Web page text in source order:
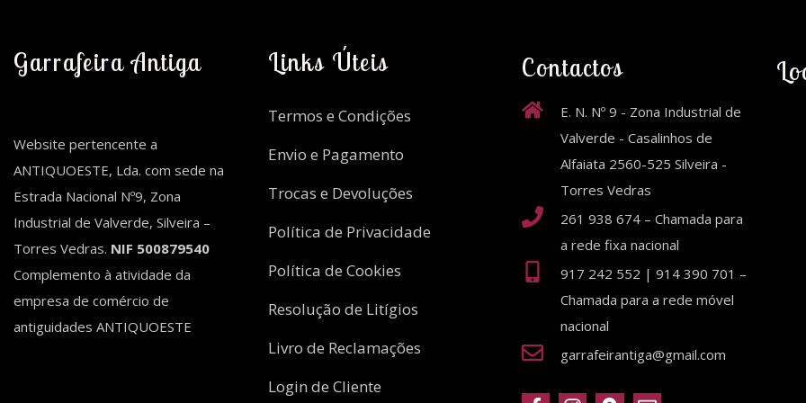
Garrafeira Antiga
Website pertencente a
ANTIQUOESTE, Lda. com sede na
Estrada Nacional Nº9, Zona
Industrial de Valverde, Silveira –
Torres Vedras. NIF 500879540
Complemento à atividade da
empresa de comércio de
antiguidades ANTIQUOESTE
Links Úteis
Termos e Condições
Envio e Pagamento
Trocas e Devoluções
Política de Privacidade
Política de Cookies
Resolução de Litígios
Livro de Reclamações
Login de Cliente
Contactos
E. N. Nº 9 - Zona Industrial de
Valverde - Casalinhos de
Alfaiata 2560-525 Silveira -
Torres Vedras
261 938 674 – Chamada para
a rede fixa nacional
917 242 552 | 914 390 701 –
Chamada para a rede móvel
nacional
garrafeirantiga@gmail.com